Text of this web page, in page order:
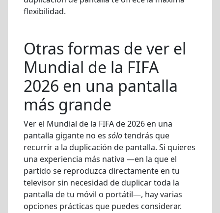
flexibilidad.
Otras formas de ver el
Mundial de la FIFA
2026 en una pantalla
más grande
Ver el Mundial de la FIFA de 2026 en una
pantalla gigante no es sólotendrás que
recurrir a la duplicación de pantalla. Si quieres
una experiencia más nativa —en la que el
partido se reproduzca directamente en tu
televisor sin necesidad de duplicar toda la
pantalla de tu móvil o portátil—, hay varias
opciones prácticas que puedes considerar.